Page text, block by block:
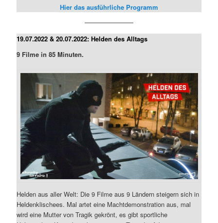
Hier das ausführliche Programm
19.07.2022 & 20.07.2022: Helden des Alltags
9 Filme in 85 Minuten.
Helden aus aller Welt: Die 9 Filme aus 9 Ländern steigern sich in
Heldenklischees. Mal artet eine Machtdemonstration aus, mal
wird eine Mutter von Tragik gekrönt, es gibt sportliche